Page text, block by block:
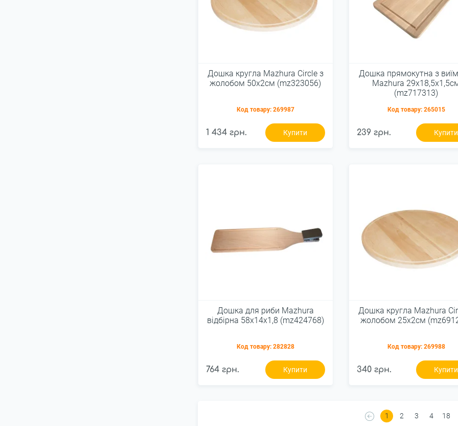
Дошка кругла Mazhura Сircle з
жолобом 50х2см (mz323056)
Код товару: 269987
1 434 грн. Купити
Дошка прямокутна з
Mazhura
(mz717313)
Код товару: 265015
239 грн. Купити
Дошка для риби Mazhura
відбірна 58x14x1,8 (mz424768)
Код товару: 282828
764 грн. Купити
Дошка кругла Mazhura
жолобом 25х2см
Код товару: 269988
340 грн. Купити
1 2 3 4 18